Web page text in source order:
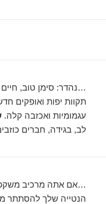
…נהדר: סימן טוב,
תקוות יפות ואופקים
עגמומיות ואכזבה קלה.
לב, בגידה, חברים
…אם אתה מרכיב
הנטייה שלך להסתתר